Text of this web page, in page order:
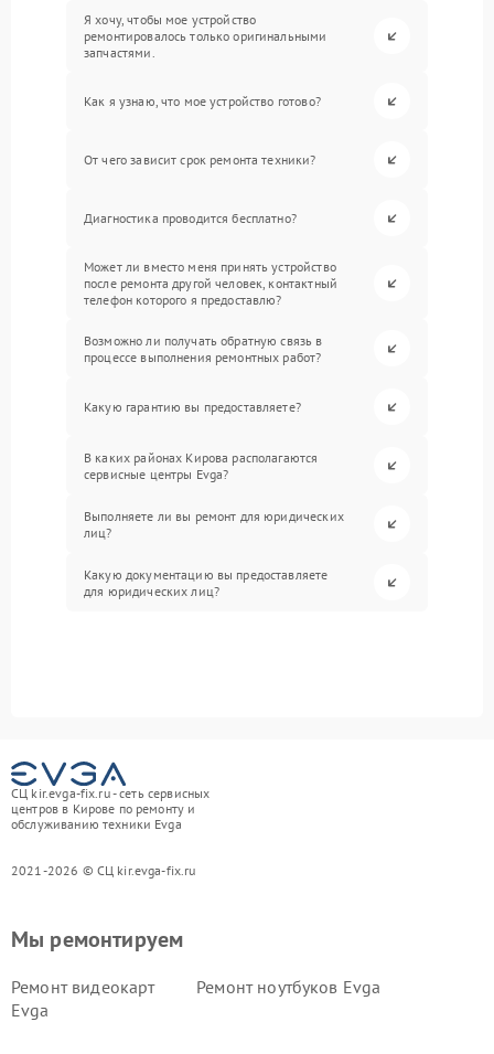
Я хочу, чтобы мое устройство
ремонтировалось только оригинальными
запчастями.
Как я узнаю, что мое устройство готово?
От чего зависит срок ремонта техники?
Диагностика проводится бесплатно?
Может ли вместо меня принять устройство
после ремонта другой человек, контактный
телефон которого я предоставлю?
Возможно ли получать обратную связь в
процессе выполнения ремонтных работ?
Какую гарантию вы предоставляете?
В каких районах Кирова располагаются
сервисные центры Evga?
Выполняете ли вы ремонт для юридических
лиц?
Какую документацию вы предоставляете
для юридических лиц?
СЦ kir.evga-fix.ru - сеть сервисных
центров в Кирове по ремонту и
обслуживанию техники Evga
2021-2026 © СЦ kir.evga-fix.ru
Мы ремонтируем
Ремонт видеокарт
Evga
Ремонт ноутбуков Evga